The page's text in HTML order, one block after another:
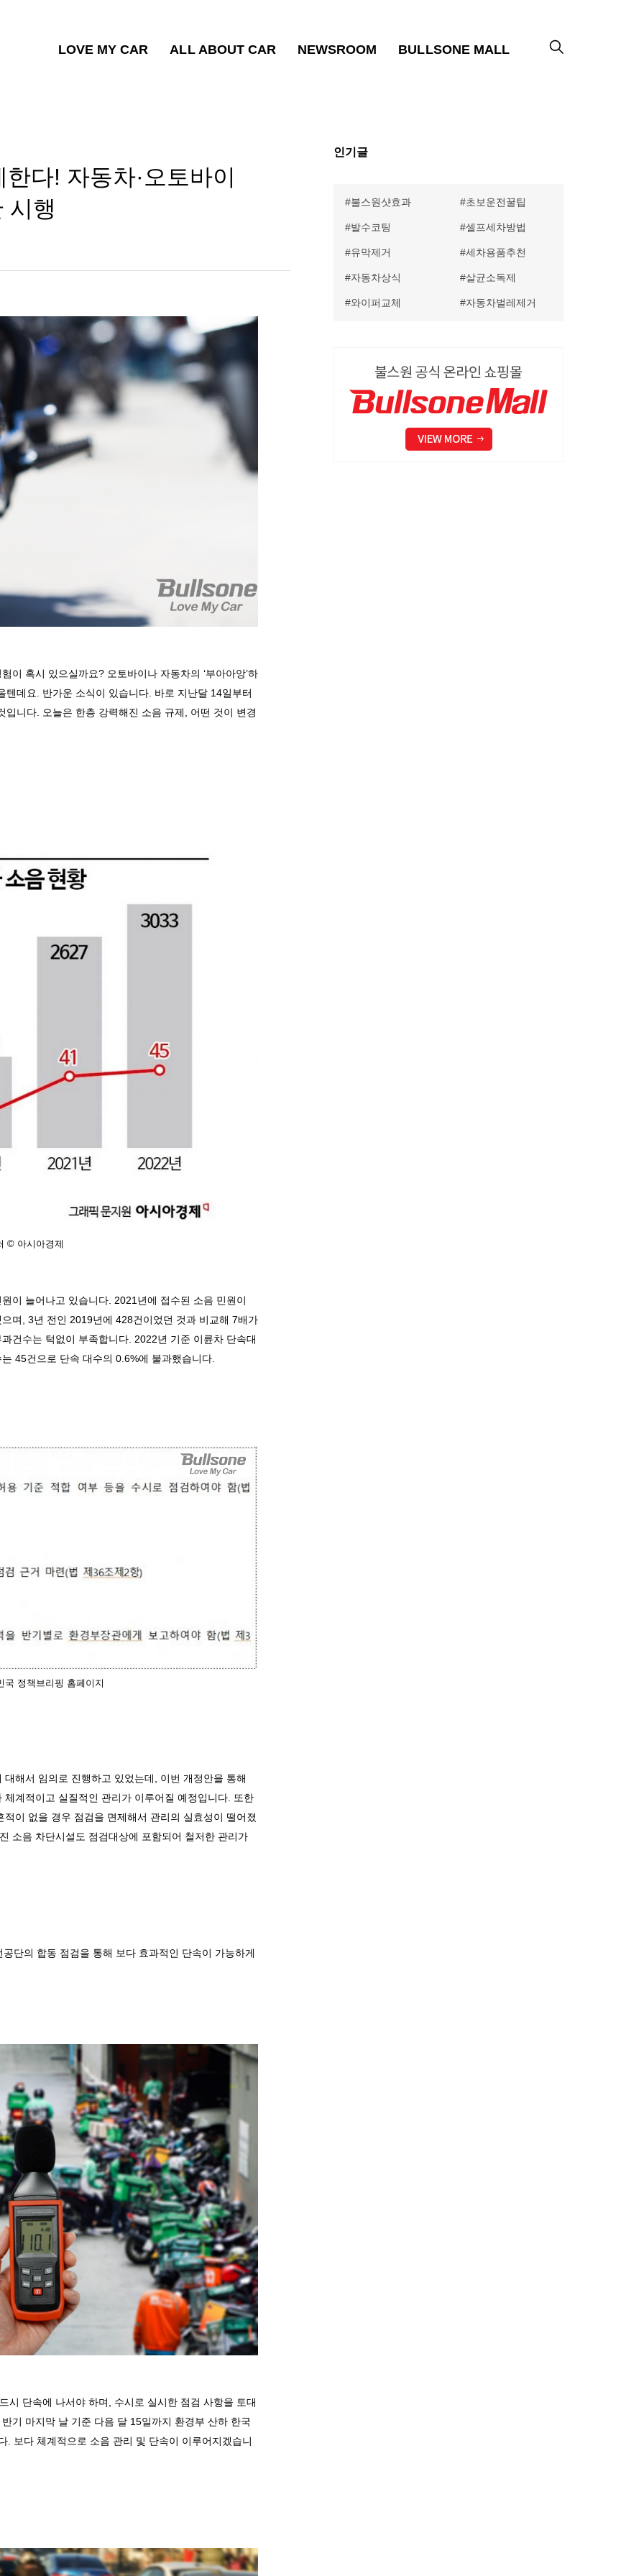
LOVE MY CAR ALL ABOUT CAR NEWSROOM BULLSONE MALL
다! 자동차·오토바이
시행
이 혹시 있으실까요? 오토바이나 자동차의 ‘부아아앙’하
텐데요
반가운 소식이 있습니다 바로 지난달 14일부터
입니다
오늘은 한층 강력해진 소음 규제 어떤 것이 변경
© 아시아경제
이 늘어나고 있습니다 . 2021 년에 접수된 소음 민원이
며
, 3년 전인 2019년에 428건이었던 것과 비교해 7배가
건수는 턱없이 부족합니다 . 2022년 기준 이륜차 단속대
45건으로 단속 대수의 0.6%에 불과했습니다
정책브리핑 홈페이지
해서 임의로 진행하고 있었는데
이번 개정안을 통해
체계적이고 실질적인 관리가 이루어질 예정입니다
또한
이 없을 경우 점검을 면제해서 관리의 실효성이 떨어졌
소음 차단시설도 점검대상에 포함되어 철저한 관리가
단의 합동 점검을 통해 보다 효과적인 단속이 가능하게
시 단속에 나서야 하며
수시로 실시한 점검 사항을 토대
반기 마지막 날 기준 다음 달 15일까지 환경부 산하 한국
보다 체계적으로 소음 관리 및 단속이 이루어지겠습니
인기글
불스원샷효과 초보운전꿀팁
발수코팅 셀프세차방법
유막제거 세차용품추천
자동차상식 살균소독제
와이퍼교체 자동차벌레제거